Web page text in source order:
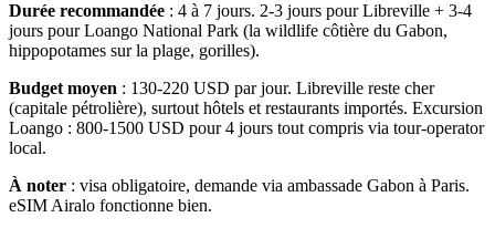
Durée recommandée : 4 à 7 jours. 2-3 jours pour Libreville + 3-4
jours pour Loango National Park (la wildlife côtière du Gabon,
hippopotames sur la plage, gorilles).
Budget moyen : 130-220 USD par jour. Libreville reste cher
(capitale pétrolière), surtout hôtels et restaurants importés. Excursion
Loango : 800-1500 USD pour 4 jours tout compris via tour-operator
local.
À noter : visa obligatoire, demande via ambassade Gabon à Paris.
eSIM Airalo fonctionne bien.